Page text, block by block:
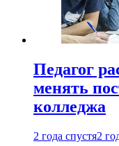
Педагог
менять
колледжа
2 года спустя2